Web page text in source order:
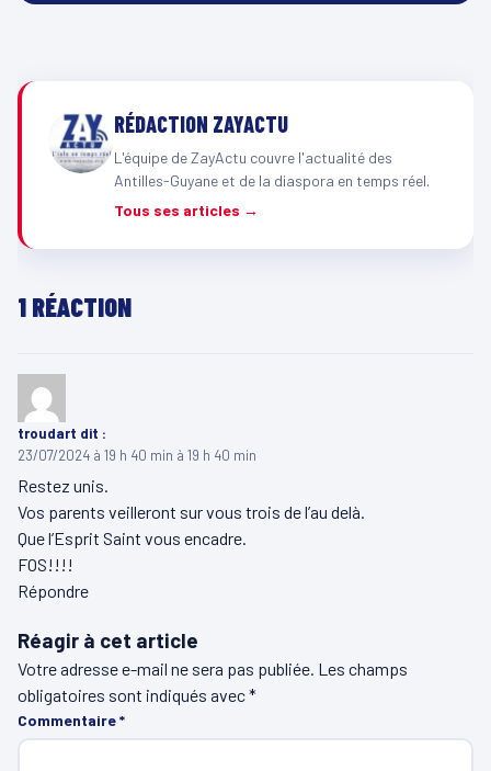
RÉDACTION ZAYACTU
L'équipe de ZayActu couvre l'actualité des
Antilles-Guyane et de la diaspora en temps réel.
Tous ses articles →
1 RÉACTION
troudart dit :
23/07/2024 à 19 h 40 min à 19 h 40 min
Restez unis.
Vos parents veilleront sur vous trois de l’au delà.
Que l’Esprit Saint vous encadre.
FOS!!!!
Répondre
Réagir à cet article
Votre adresse e-mail ne sera pas publiée. Les champs
obligatoires sont indiqués avec*
Commentaire*